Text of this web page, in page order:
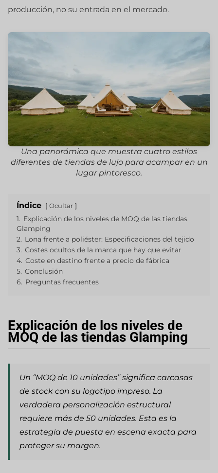
producción, no su entrada en el mercado.
Una panorámica que muestra cuatro estilos
diferentes de tiendas de lujo para acampar en un
lugar pintoresco.
Índice Ocultar
1. Explicación de los niveles de MOQ de las tiendas
Glamping
2. Lona frente a poliéster: Especificaciones del tejido
3. Costes ocultos de la marca que hay que evitar
4. Coste en destino frente a precio de fábrica
5. Conclusión
6. Preguntas frecuentes
Explicación de los niveles de
MOQ de las tiendas Glamping
Un “MOQ de 10 unidades” significa carcasas
de stock con su logotipo impreso. La
verdadera personalización estructural
requiere más de 50 unidades. Esta es la
estrategia de puesta en escena exacta para
proteger su margen.